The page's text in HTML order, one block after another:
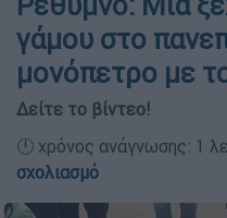
γάμου στο
μονόπετρο με
Δείτε το βίντεο!
🕛 χρόνος ανάγνωσης:
σχολιασμό